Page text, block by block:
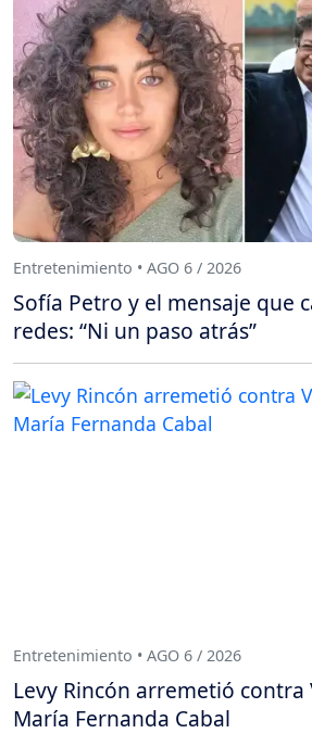
Entretenimiento • AGO 6 / 2026
Sofía Petro y el mensaje que
redes: “Ni un paso atrás”
Entretenimiento • AGO 6 / 2026
Levy Rincón arremetió contra
María Fernanda Cabal